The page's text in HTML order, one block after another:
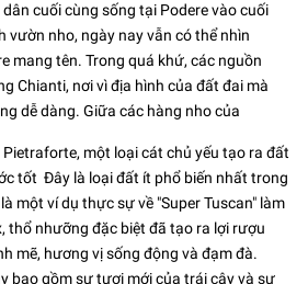
cuối cùng sống tại Podere vào cuối
vườn nho, ngày nay vẫn có thể nhìn
mang tên. Trong quá khứ, các nguồn
Chianti, nơi vì địa hình của đất đai mà
dễ dàng. Giữa các hàng nho của
một loại cát chủ yếu tạo ra đất
tốt Đây là loại đất ít phổ biến nhất trong
một ví dụ thực sự về "Super Tuscan" làm
thổ nhưỡng đặc biệt đã tạo ra lợi rượu
mẽ, hương vị sống động và đạm đà.
bao gồm sự tươi mới của trái cây và sự